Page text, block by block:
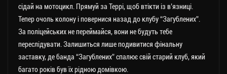
сідай на мотоцикл. Прямуй за Террі, щоб втікти із в’язниці.
Тепер очоль колону і повернися назад до клубу “Загублених”.
За поліцейських не переймайся, вони не будуть тебе
переслідувати. Залишиться лише подивитися фінальну
заставку, де банда “Загублених” спалює свій старий клуб, який
багато років був їх рідною домівкою.